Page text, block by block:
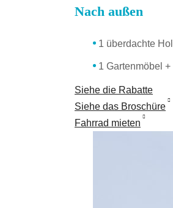
Nach außen
1 überdachte
1 Gartenmöbel
Siehe die Rabatte
Siehe das Broschüre
Fahrrad mieten